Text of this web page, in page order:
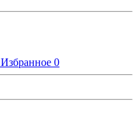
Избранное 0